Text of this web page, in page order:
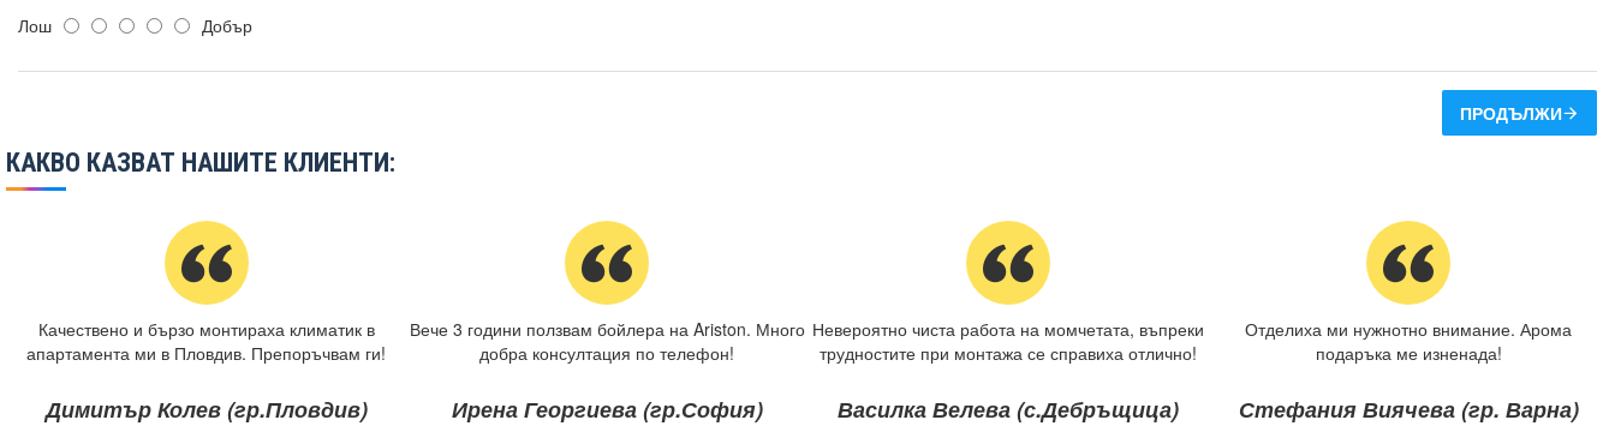
Лош Добър
ПРОДЪЛЖИ
КАКВО КАЗВАТ НАШИТЕ КЛИЕНТИ:
Качествено и бързо монтираха климатик в
апартамента ми в Пловдив. Препоръчвам ги!
Димитър Колев (гр.Пловдив)
Вече 3 години ползвам бойлера на Ariston. Много
добра консултация по телефон!
Ирена Георгиева (гр.София)
Невероятно чиста работа на момчетата, въпреки
трудностите при монтажа се справиха отлично!
Василка Велева (с.Дебръщица)
Отделиха ми нужнотно внимание. Арома
подаръка ме изненада!
Стефания Виячева (гр. Варна)